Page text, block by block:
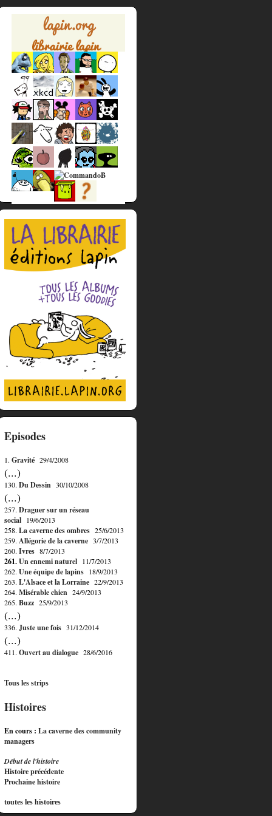
Episodes
1. Gravité 29/4/2008
(...)
130. Du Dessin 30/10/2008
(...)
257. Draguer sur un réseau
social 19/6/2013
258. La caverne des ombres 25/6/2013
259. Allégorie de la caverne 3/7/2013
260. Ivres 8/7/2013
261.Un ennemi naturel
11/7/2013
262. Une équipe de lapins 18/9/2013
263. L'Alsace et la Lorraine 22/9/2013
264. Misérable chien 24/9/2013
265. Buzz 25/9/2013
(...)
336. Juste une fois 31/12/2014
(...)
411. Ouvert au dialogue 28/6/2016
Tous les strips
Histoires
En cours : La caverne des community
managers
Début de l'histoire
Histoire précédente
Prochaine histoire
toutes les histoires